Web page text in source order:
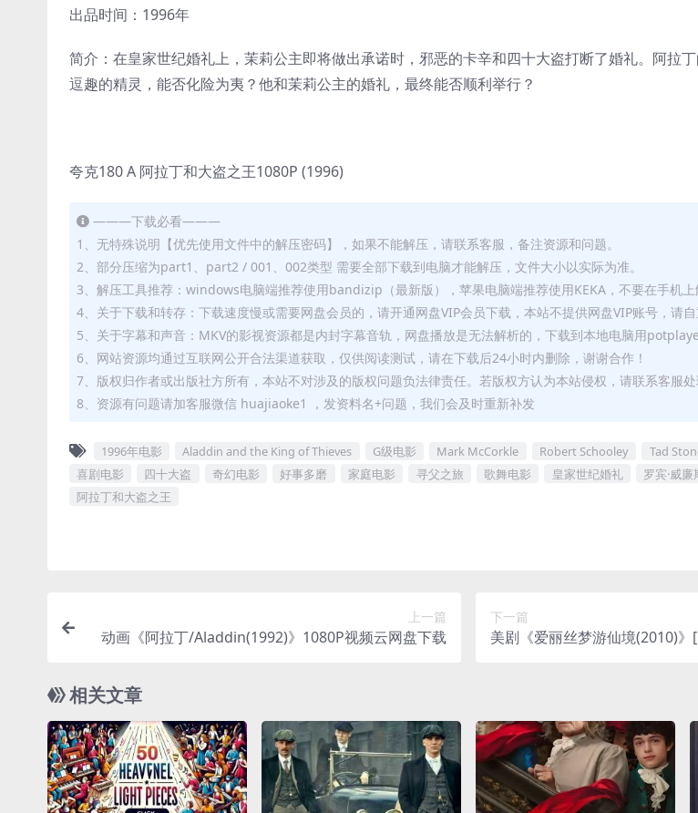
出品时间：1996年
简介：在皇家世纪婚礼上，茉莉公主即将做出承诺时，邪恶的卡辛和四十大盗打断了婚礼。阿拉
逗趣的精灵，能否化险为夷？他和茉莉公主的婚礼，最终能否顺利举行？
夸克180 A 阿拉丁和大盗之王1080P (1996)
———下载必看———
1、无特殊说明【优先使用文件中的解压密码】，如果不能解压，请联系客服，备注资源和问题。
2、部分压缩为part1、part2 / 001、002类型 需要全部下载到电脑才能解压，文件大小以实际为准。
3、解压工具推荐：windows电脑端推荐使用bandizip（最新版），苹果电脑端推荐使用KEKA，不要在手机上
4、关于下载和转存：下载速度慢或需要网盘会员的，请开通网盘VIP会员下载，本站不提供网盘VIP账号，请自
5、关于字幕和声音：MKV的影视资源都是内封字幕音轨，网盘播放是无法解析的，下载到本地电脑用
6、网站资源均通过互联网公开合法渠道获取，仅供阅读测试，请在下载后24小时内删除，谢谢合作！
7、版权归作者或出版社方所有，本站不对涉及的版权问题负法律责任。若版权方认为本站侵权，请联系客服处
8、资源有问题请加客服微信 huajiaoke1 ，发资料名+问题，我们会及时重新补发
1996年电影 Aladdin and the King of Thieves G级电影 Mark McCorkle Robert Schooley Tad
喜剧电影
四十大盗 奇幻电影 好事多磨 家庭电影 寻父之旅 歌舞电影 皇家世纪婚礼 罗宾·威廉
阿拉丁和大盗之王
上一篇
动画《阿拉丁/Aladdin(1992)》1080P视频云网盘下载
下一篇
美剧《爱丽丝梦游仙境(2010)
相关文章